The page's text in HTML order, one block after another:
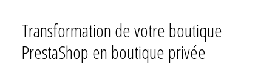
Transformation de votre boutique
PrestaShop en boutique privée